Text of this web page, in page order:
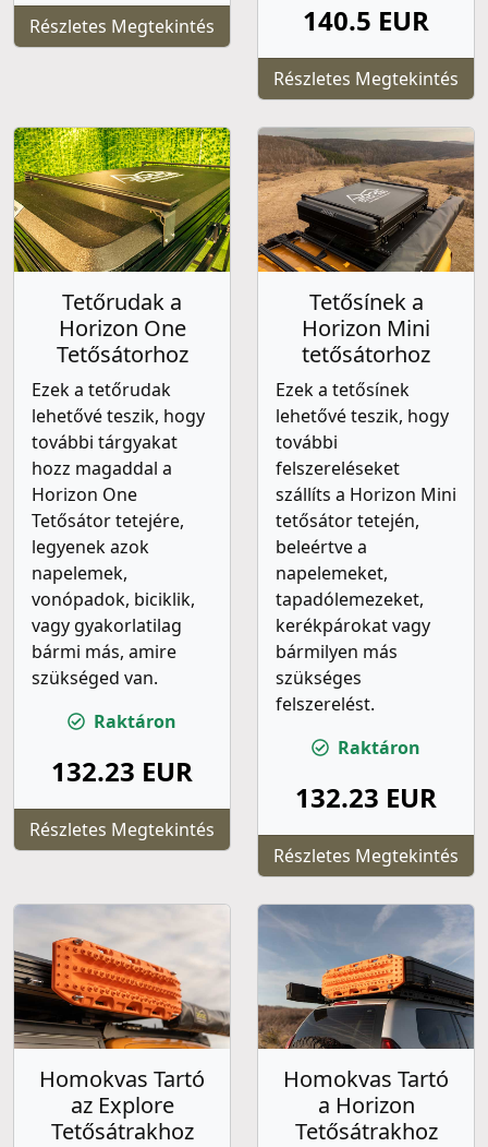
Részletes Megtekintés 140.5 EUR
Részletes Megtekintés
Tetőrudak a
Horizon One
Tetősátorhoz
Ezek a tetőrudak
lehetővé teszik, hogy
további tárgyakat
hozz magaddal a
Horizon One
Tetősátor tetejére,
legyenek azok
napelemek,
vonópadok, biciklik,
vagy gyakorlatilag
bármi más, amire
szükséged van.
Raktáron
132.23 EUR
Részletes Megtekintés
Tetősínek a
Horizon Mini
tetősátorhoz
Ezek a tetősínek
lehetővé teszik, hogy
további
felszereléseket
szállíts a Horizon Mini
tetősátor tetején,
beleértve a
napelemeket,
tapadólemezeket,
kerékpárokat vagy
bármilyen más
szükséges
felszerelést.
Raktáron
132.23 EUR
Részletes Megtekintés
Homokvas Tartó
az Explore
Tetősátrakhoz
Homokvas Tartó
a Horizon
Tetősátrakhoz